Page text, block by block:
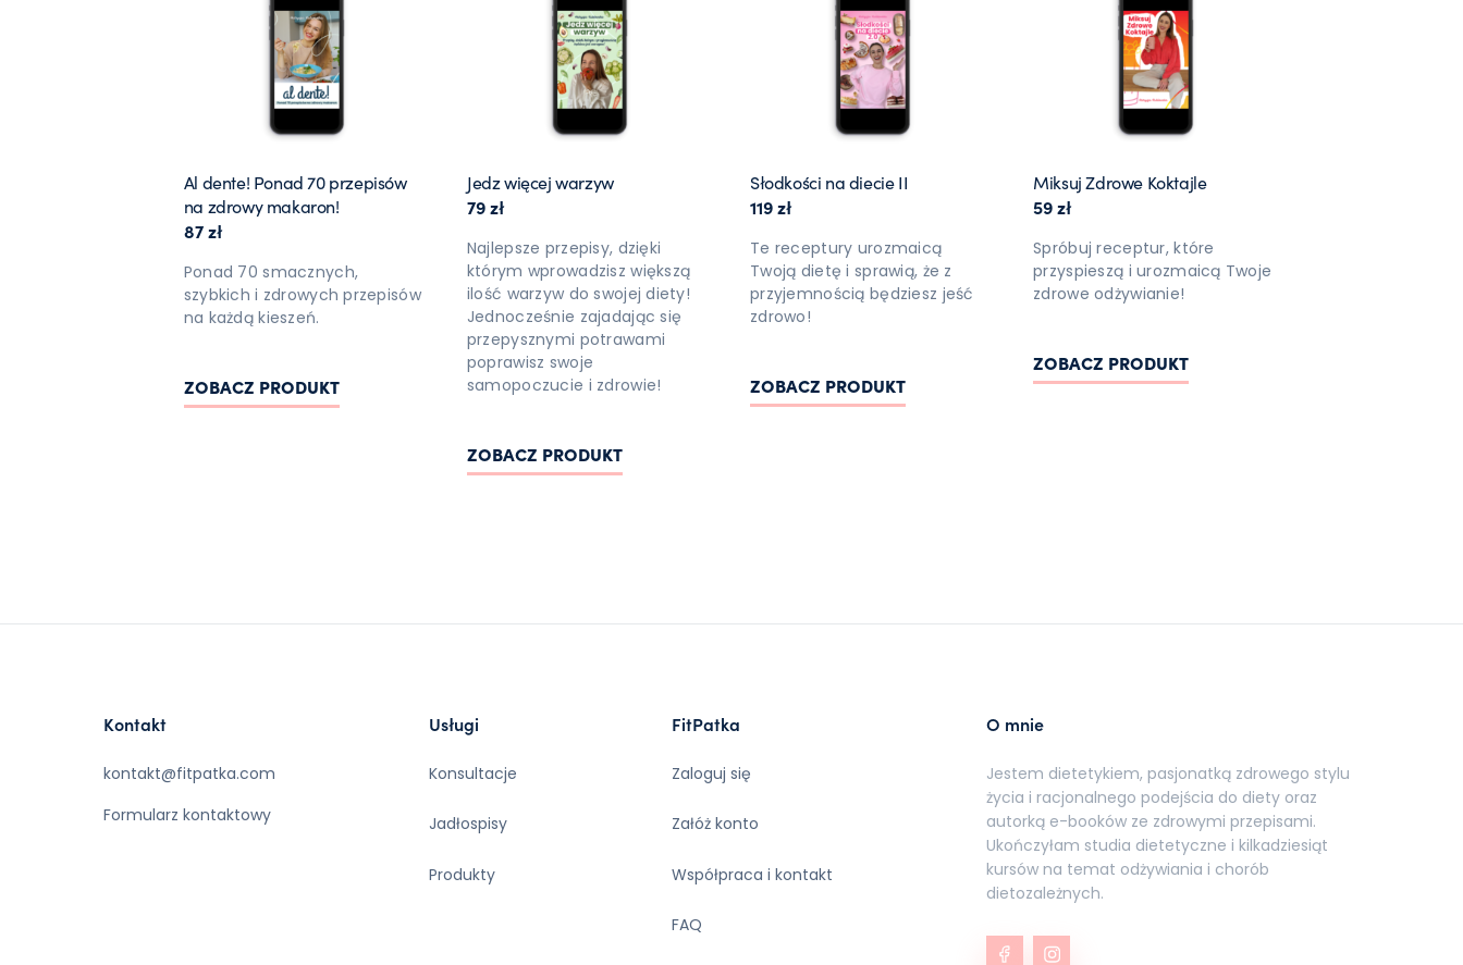
Al dente! Ponad 70 przepisów
na zdrowy makaron!
87zł
Ponad 70 smacznych,
szybkich i zdrowych przepisów
na każdą kieszeń.
ZOBACZ PRODUKT
Jedz więcej warzyw
79zł
Najlepsze przepisy, dzięki
którym wprowadzisz większą
ilość warzyw do swojej diety!
Jednocześnie zajadając się
przepysznymi potrawami
poprawisz swoje
samopoczucie i zdrowie!
ZOBACZ PRODUKT
Słodkości na diecie II
119zł
Te receptury urozmaicą
Twoją dietę i sprawią, że z
przyjemnością będziesz jeść
zdrowo!
ZOBACZ PRODUKT
Miksuj Zdrowe Koktajle
59zł
Spróbuj receptur, które
przyspieszą i urozmaicą Twoje
zdrowe odżywianie!
ZOBACZ PRODUKT
Kontakt
kontakt@fitpatka.com
Formularz kontaktowy
Usługi
Konsultacje
Jadłospisy
Produkty
FitPatka
Zaloguj się
Załóż konto
Współpraca i kontakt
FAQ
O mnie
Jestem dietetykiem, pasjonatką zdrowego stylu
życia i racjonalnego podejścia do diety oraz
autorką e-booków ze zdrowymi przepisami.
Ukończyłam studia dietetyczne i kilkadziesiąt
kursów na temat odżywiania i chorób
dietozależnych.